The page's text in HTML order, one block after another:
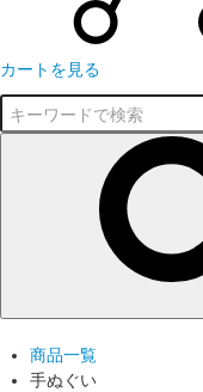
カートを見る
商品一覧
手ぬぐい